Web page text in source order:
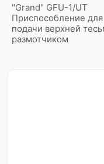
"Grand" GFU-1/UT
Приспособление для
подачи верхней
размотчиком